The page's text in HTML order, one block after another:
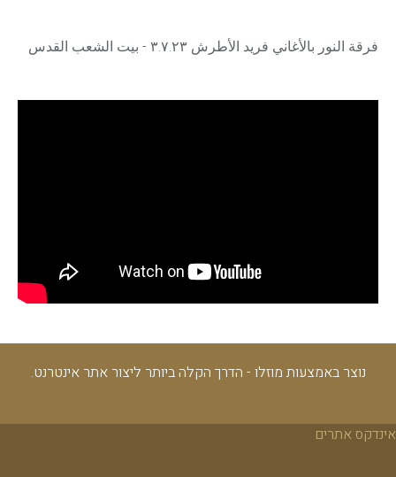
فرقة النور بالأغاني فريد الأطرش ٣.٧.٢٣ - بيت الشعب القدس
נוצר באמצעות מוזלו - הדרך הקלה ביותר ליצור אתר אינטרנט.
אינדקס אתרים